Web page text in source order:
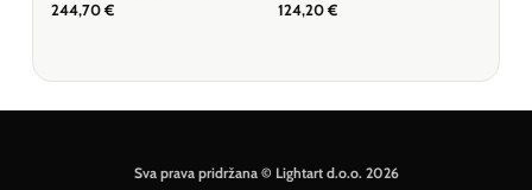
244,70 €
124,20 €
Sva prava pridržana © Lightart d.o.o. 2026